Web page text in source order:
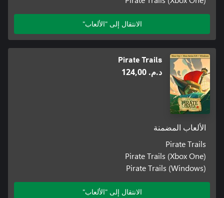
الانتقال إلى "الألعاب"
Pirate Trails
د.م.‏ 124,00
الألعاب المضمنة
Pirate Trails
Pirate Trails (Xbox One)
Pirate Trails (Windows)
الانتقال إلى "الألعاب"